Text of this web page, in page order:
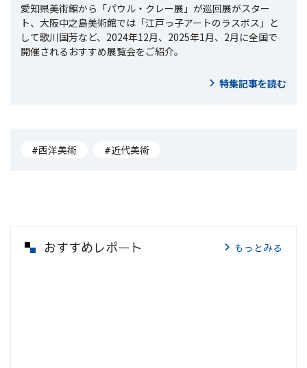
愛知県美術館から「パウル・クレー展」が巡回展がスター
ト、大阪中之島美術館では「江戸っ子アートのラスボス」と
して歌川国芳など、2024年12月、2025年1月、2月に全国で
開催されるおすすめ展覧会をご紹介。
特集記事を読む
#西洋美術 #近代美術
おすすめレポート もっとみる